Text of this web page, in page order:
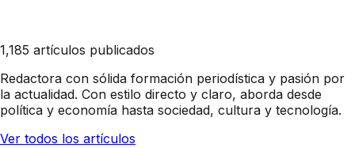
1,185 artículos publicados
Redactora con sólida formación periodística y pasión por
la actualidad. Con estilo directo y claro, aborda desde
política y economía hasta sociedad, cultura y tecnología.
Ver todos los artículos